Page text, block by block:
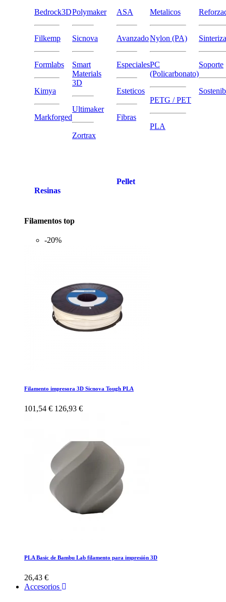
Bedrock3D
Filkemp
Formlabs
Kimya
Markforged
Polymaker
Sicnova
Smart
Materials
3D
Ultimaker
Zortrax
Resinas
ASA
Avanzado
Especiales
Esteticos
Fibras
Metalicos
Nylon (PA)
PC
(Policarbonato)
PETG / PET
PLA
Soporte
Pellet
Filamentos top
-20%
Filamento impresora 3D Sicnova Tough PLA
101,54 € 126,93 €
PLA Basic de Bambu Lab filamento para impresión 3D
26,43 €
Accesorios